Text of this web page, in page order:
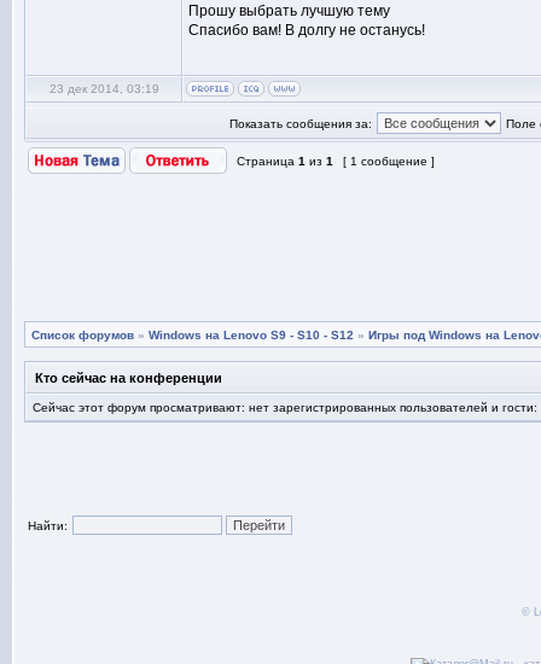
Прошу выбрать лучшую тему
Спасибо вам! В долгу не останусь!
23 дек 2014, 03:19
Показать сообщения за: Поле
Страница 1 из 1 [ 1 сообщение ]
Список форумов » Windows на Lenovo S9 - S10 - S12 » Игры под Windows на
Кто сейчас на конференции
Сейчас этот форум просматривают: нет зарегистрированных пользователей и гости:
Найти:
©